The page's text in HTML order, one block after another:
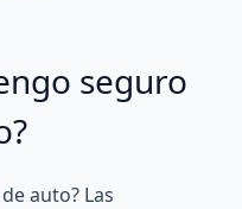
seguro
auto? Las